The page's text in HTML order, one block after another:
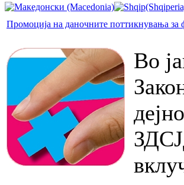
Промоција на даночните поттикнувања за
Во